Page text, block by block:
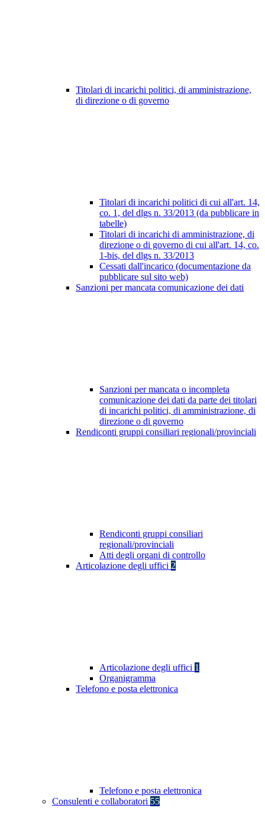
Titolari di incarichi politici, di amministrazione,
di direzione o di governo
Titolari di incarichi politici di cui all'art. 14,
co. 1, del dlgs n. 33/2013 (da pubblicare in
tabelle)
Titolari di incarichi di amministrazione, di
direzione o di governo di cui all'art. 14, co.
1-bis, del dlgs n. 33/2013
Cessati dall'incarico (documentazione da
pubblicare sul sito web)
Sanzioni per mancata comunicazione dei dati
Sanzioni per mancata o incompleta
comunicazione dei dati da parte dei titolari
di incarichi politici, di amministrazione, di
direzione o di governo
Rendiconti gruppi consiliari regionali/provinciali
Rendiconti gruppi consiliari
regionali/provinciali
Atti degli organi di controllo
Articolazione degli uffici 2
Articolazione degli uffici 1
Organigramma
Telefono e posta elettronica
Telefono e posta elettronica
Consulenti e collaboratori 55